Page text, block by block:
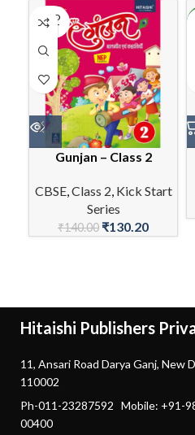
SOLD
OUT
Gunjan – Class 2
CBSE,Class 2, Kick Start
Series
₹140.00 ₹130.20
Hitaishi Publishers
11, Ansari Road Darya Ganj, New
110002
Ph-011-23287592 Mobile: +91-
00400